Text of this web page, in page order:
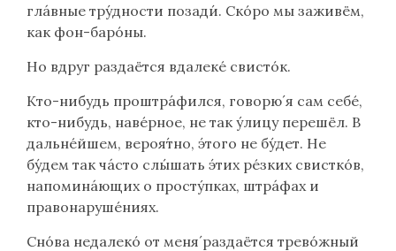
глáвные тру́дности позади́. Скóро мы заживём,
как фон-барóны.
Но вдруг раздаётся вдалекé свистóк.
Кто-нибудь проштра́фился, говорю́ я сам себé,
кто-нибудь, навéрное, не так ýлицу перешёл. В
дальнéйшем, вероя́тно, э́того не бу́дет. Не
бу́дем так чáсто слы́шать э́тих рéзких свисткóв,
напоминáющих о простýпках, штрáфах и
правонарушéниях.
Снóва недалекó от меня́ раздаётся тревóжный